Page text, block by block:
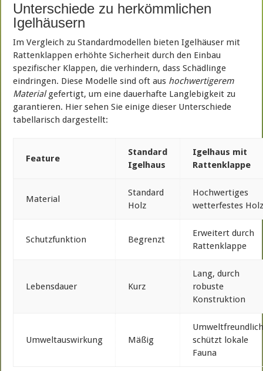
Unterschiede zu herkömmlichen
Igelhäusern
Im Vergleich zu Standardmodellen bieten Igelhäuser mit
Rattenklappen erhöhte Sicherheit durch den Einbau
spezifischer Klappen, die verhindern, dass Schädlinge
eindringen. Diese Modelle sind oft aus hochwertigerem
Materialgefertigt, um eine dauerhafte Langlebigkeit zu
garantieren. Hier sehen Sie einige dieser Unterschiede
tabellarisch dargestellt:
Feature
Standard
Igelhaus
Igelhaus mit
Rattenklappe
Material
Standard
Holz
Hochwertiges
wetterfestes
Schutzfunktion Begrenzt
Erweitert durch
Rattenklappe
Lebensdauer Kurz
Lang, durch
robuste
Konstruktion
Umweltauswirkung Mäßig
schützt lokale
Fauna